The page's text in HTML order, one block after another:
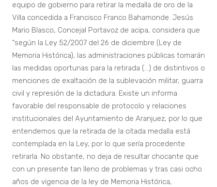
equipo de gobierno para retirar la medalla de oro de la
Villa concedida a Francisco Franco Bahamonde. Jesús
Mario Blasco, Concejal Portavoz de acipa, considera que
“según la Ley 52/2007 del 26 de diciembre (Ley de
Memoria Histórica), las administraciones públicas tomarán
las medidas oportunas para la retirada (…) de distintivos o
menciones de exaltación de la sublevación militar, guarra
civil y represión de la dictadura. Existe un informa
favorable del responsable de protocolo y relaciones
institucionales del Ayuntamiento de Aranjuez, por lo que
entendemos que la retirada de la citada medalla está
contemplada en la Ley, por lo que sería procedente
retirarla. No obstante, no deja de resultar chocante que
con un presente tan lleno de problemas y tras casi ocho
años de vigencia de la ley de Memoria Histórica,